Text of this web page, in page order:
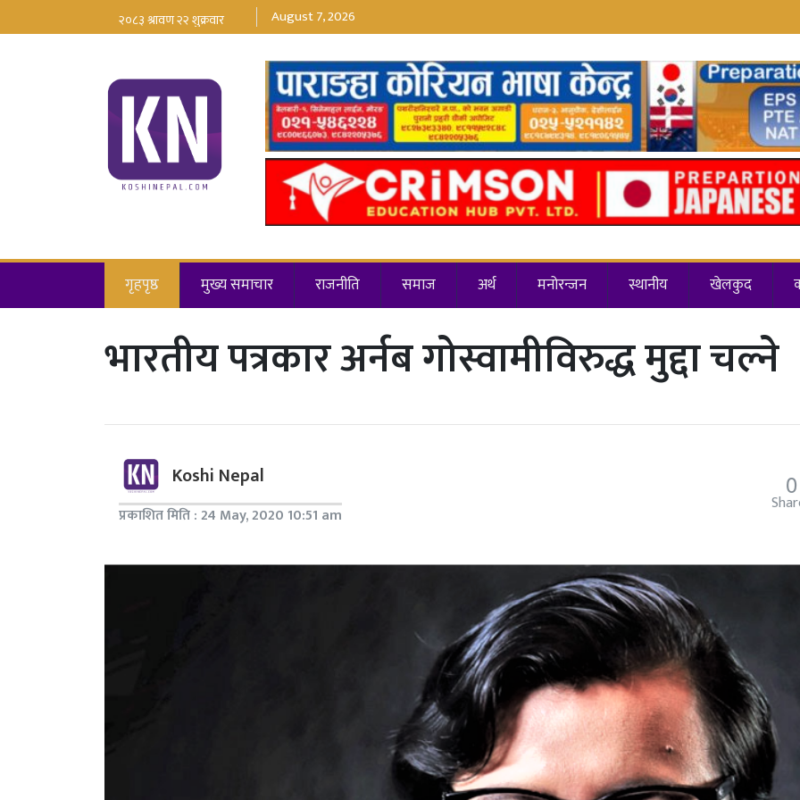
August 7, 2026
गृहपृष्ठ मुख्य समाचार राजनीति समाज अर्थ मनोरन्जन स्थानीय खेलकुद
भारतीय पत्रकार अर्नब गोस्वामीविरुद्ध मुद्दा चल्ने
Koshi Nepal
प्रकाशित मिति : 24 May, 2020 10:51 am
0